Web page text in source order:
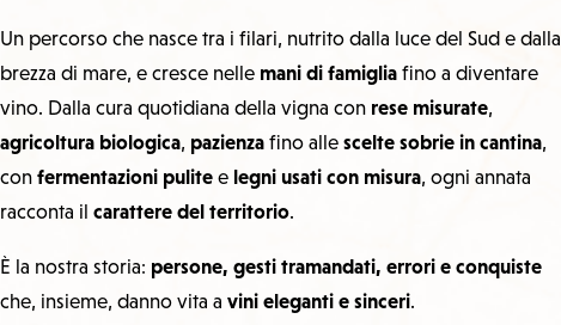
Un percorso che nasce tra i filari, nutrito dalla luce del Sud e dalla
brezza di mare, e cresce nelle mani di famiglia fino a diventare
vino. Dalla cura quotidiana della vigna con rese misurate,
agricoltura biologica, pazienza fino alle scelte sobrie in cantina,
con fermentazioni pulite e legni usati con misura, ogni annata
racconta il carattere del territorio.
È la nostra storia: persone, gesti tramandati, errori e conquiste
che, insieme, danno vita a vini eleganti e sinceri.